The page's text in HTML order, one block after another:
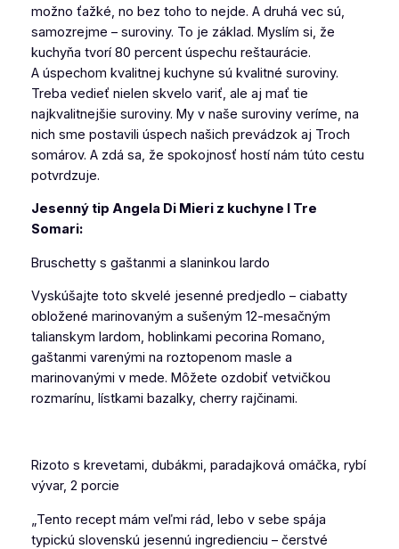
možno ťažké, no bez toho to nejde. A druhá vec sú,
samozrejme – suroviny. To je základ. Myslím si, že
kuchyňa tvorí 80 percent úspechu reštaurácie.
A úspechom kvalitnej kuchyne sú kvalitné suroviny.
Treba vedieť nielen skvelo variť, ale aj mať tie
najkvalitnejšie suroviny. My v naše suroviny veríme, na
nich sme postavili úspech našich prevádzok aj Troch
somárov. A zdá sa, že spokojnosť hostí nám túto cestu
potvrdzuje.
Jesenný tip Angela Di Mieri z kuchyne I Tre
Somari:
Bruschetty s gaštanmi a slaninkou lardo
Vyskúšajte toto skvelé jesenné predjedlo – ciabatty
obložené marinovaným a sušeným 12-mesačným
talianskym lardom, hoblinkami pecorina Romano,
gaštanmi varenými na roztopenom masle a
marinovanými v mede. Môžete ozdobiť vetvičkou
rozmarínu, lístkami bazalky, cherry rajčinami.
Rizoto s krevetami, dubákmi, paradajková omáčka, rybí
vývar, 2 porcie
„Tento recept mám veľmi rád, lebo v sebe spája
typickú slovenskú jesennú ingredienciu – čerstvé